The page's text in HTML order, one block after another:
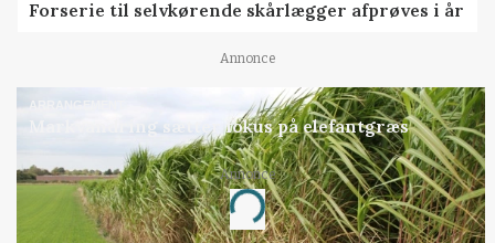
Forserie til selvkørende skårlægger afprøves i år
Annonce
ARRANGEMENT
Markvandring sætter fokus på elefantgræs
Annonce
Loading...